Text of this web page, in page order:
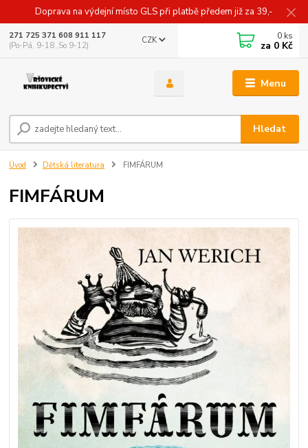
Doprava na výdejní místo GLS při platbě předem již za 39,-
Menu
CZK
Hledat
271 725 371 608 911 117
(Po-Pá, 9-18 ,So 9-12)
0 ks
za 0 Kč
Úvod Dětská literatura FIMFÁRUM
FIMFÁRUM